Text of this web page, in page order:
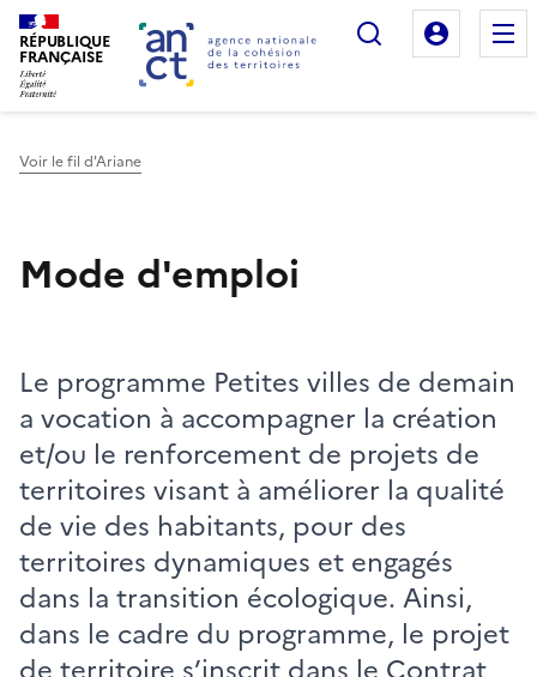
RÉPUBLIQUE
FRANÇAISE
Rechercher
Mon
Voir le fil d'Ariane
Mode d'emploi
Le programme Petites villes de demain
a vocation à accompagner la création
et/ou le renforcement de projets de
territoires visant à améliorer la qualité
de vie des habitants, pour des
territoires dynamiques et engagés
dans la transition écologique. Ainsi,
dans le cadre du programme, le projet